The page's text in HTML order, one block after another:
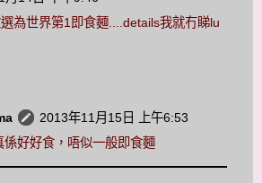
選為世界第1即食麵....details我就冇睇lu
2013年11月15日 上午6:53
係好好食，唔似一般即食麵